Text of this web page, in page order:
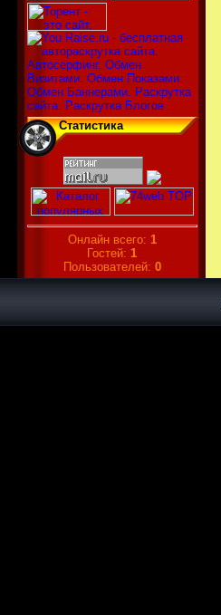
Статистика
Онлайн всего: 1
Гостей: 1
Пользователей: 0